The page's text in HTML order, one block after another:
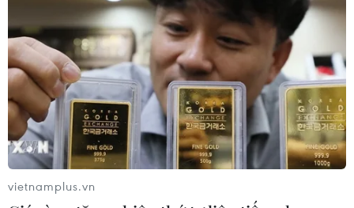
bị các văn kiện sẽ trình lãnh đạo xem xét thông qua ở
Hội nghị cấp cao ASEAN lần thứ 44-45.
vietnamplus.vn